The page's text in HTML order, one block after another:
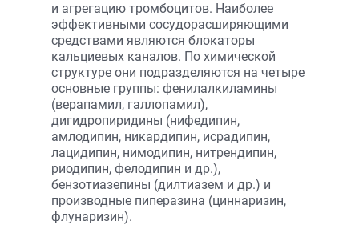
и агрегацию тромбоцитов. Наиболее
эффективными сосудорасширяющими
средствами являются блокаторы
кальциевых каналов. По химической
структуре они подразделяются на четыре
основные группы: фенилалкиламины
(верапамил, галлопамил),
дигидропиридины (нифедипин,
амлодипин, никардипин, исрадипин,
лацидипин, нимодипин, нитрендипин,
риодипин, фелодипин и др.),
бензотиазепины (дилтиазем и др.) и
производные пиперазина (циннаризин,
флунаризин).